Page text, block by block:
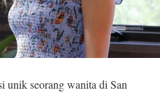
unik seorang wanita di San